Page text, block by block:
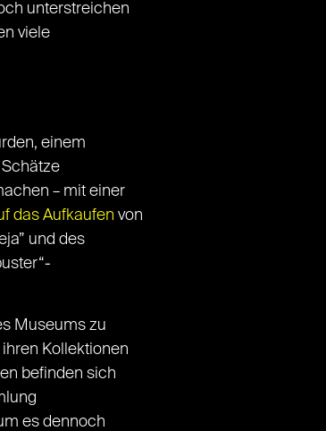
unterstreichen
viele
einem
– mit einer
das Aufkaufen von
und des
Museums zu
Kollektionen
befinden sich
es dennoch